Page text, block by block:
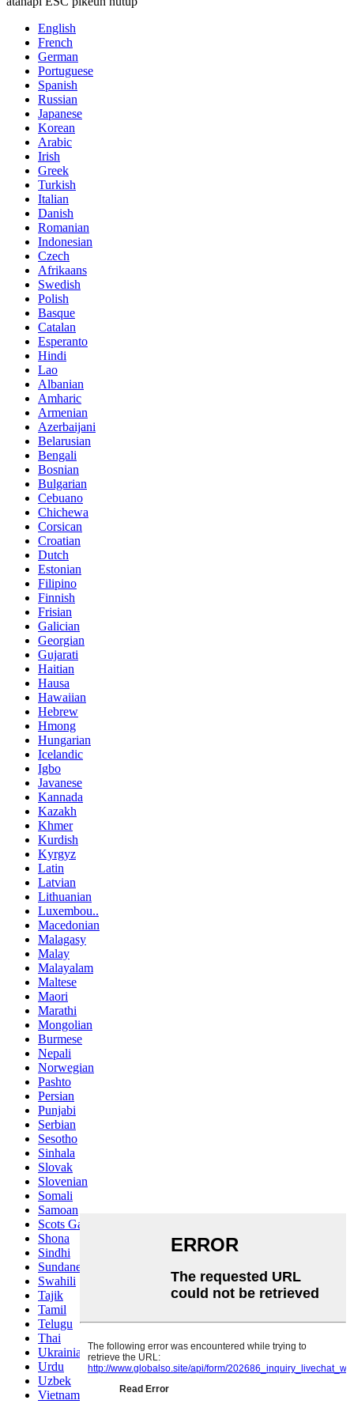
English
French
German
Portuguese
Spanish
Russian
Japanese
Korean
Arabic
Irish
Greek
Turkish
Italian
Danish
Romanian
Indonesian
Czech
Afrikaans
Swedish
Polish
Basque
Catalan
Esperanto
Hindi
Lao
Albanian
Amharic
Armenian
Azerbaijani
Belarusian
Bengali
Bosnian
Bulgarian
Cebuano
Chichewa
Corsican
Croatian
Dutch
Estonian
Filipino
Finnish
Frisian
Galician
Georgian
Gujarati
Haitian
Hausa
Hawaiian
Hebrew
Hmong
Hungarian
Icelandic
Igbo
Javanese
Kannada
Kazakh
Khmer
Kurdish
Kyrgyz
Latin
Latvian
Lithuanian
Luxembou..
Macedonian
Malagasy
Malay
Malayalam
Maltese
Maori
Marathi
Mongolian
Burmese
Nepali
Norwegian
Pashto
Persian
Punjabi
Serbian
Sesotho
Sinhala
Slovak
Slovenian
Somali
Samoan
Scots Gaelic
Shona
Sindhi
Sundanese
Swahili
Tajik
Tamil
Telugu
Thai
Ukrainian
Urdu
Uzbek
Vietnamese